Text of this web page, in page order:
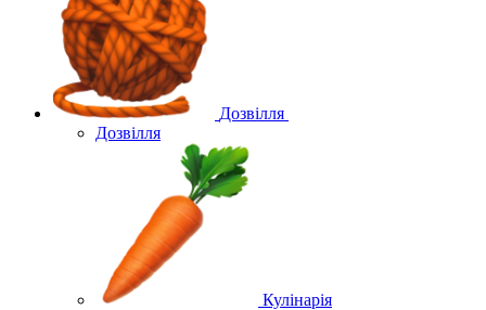
Дозвілля
Дозвілля
Кулінарія